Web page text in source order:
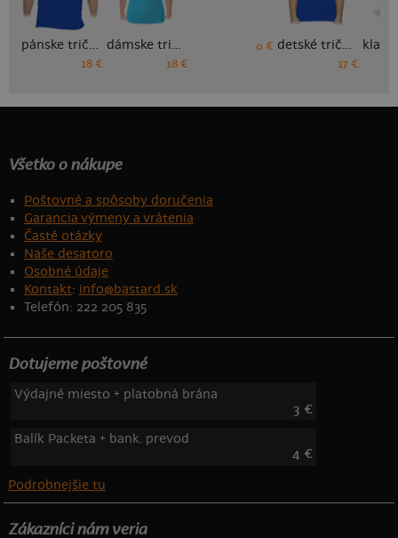
pánske tričko
18 €
dámske tričko
18 €
0 € detské tričko
17 €
Všetko o nákupe
Poštovné a spôsoby doručenia
Garancia výmeny a vrátenia
Časté otázky
Naše desatoro
Osobné údaje
Kontakt: info@bastard.sk
Telefón: 222 205 835
Dotujeme poštovné
Výdajné miesto + platobná brána
3 €
Balík Packeta + bank. prevod
4 €
Podrobnejšie tu
Zákazníci nám veria